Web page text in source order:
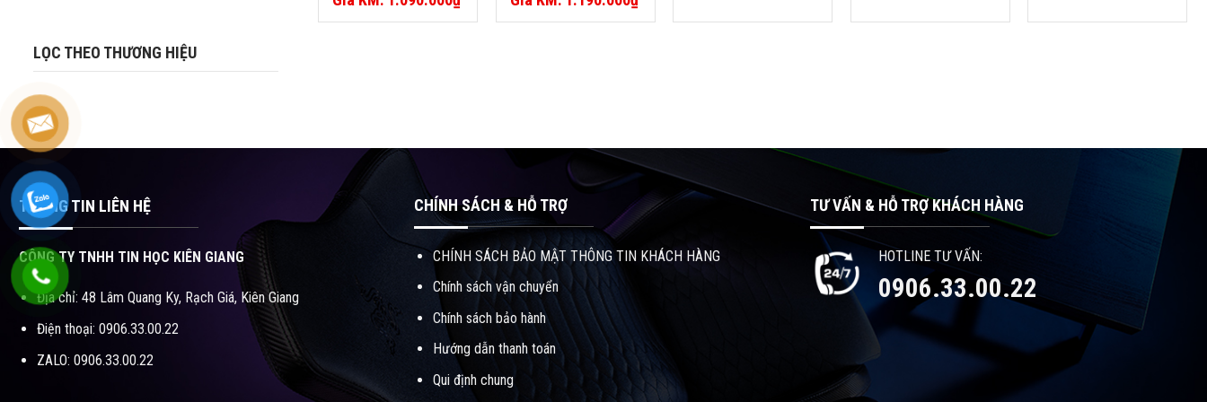
LỌC THEO THƯƠNG HIỆU
THÔNG TIN LIÊN HỆ
CÔNG TY TNHH TIN HỌC KIÊN GIANG
Địa chỉ: 48 Lâm Quang Ky, Rạch Giá, Kiên Giang
Điện thoại: 0906.33.00.22
ZALO: 0906.33.00.22
CHÍNH SÁCH & HỖ TRỢ
CHÍNH SÁCH BẢO MẬT THÔNG TIN KHÁCH HÀNG
Chính sách vận chuyển
Chính sách bảo hành
Hướng dẫn thanh toán
Qui định chung
TƯ VẤN & HỖ TRỢ KHÁCH HÀNG
HOTLINE TƯ VẤN:
0906.33.00.22